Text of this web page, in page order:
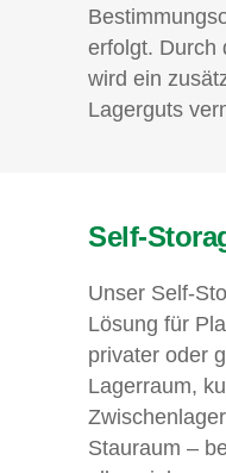
erfolgt. Durch
wird ein
Lagerguts
Self-
Unser Self-
Lösung für
privater oder
Lagerraum,
Stauraum –